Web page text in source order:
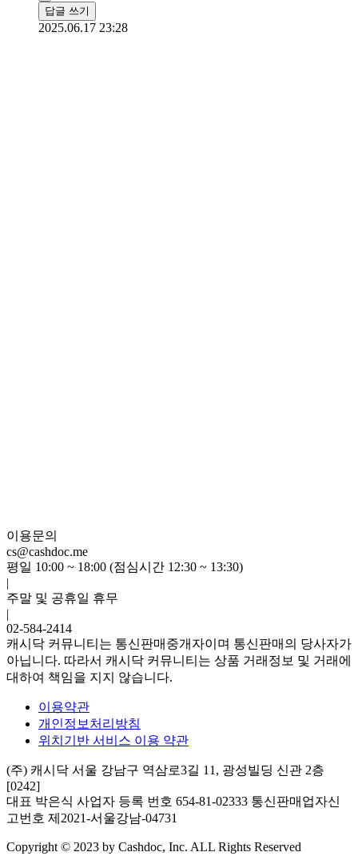
답글 쓰기
2025.06.17 23:28
이용문의
cs@cashdoc.me
평일 10:00 ~ 18:00 (점심시간 12:30 ~ 13:30)
|
주말 및 공휴일 휴무
|
02-584-2414
캐시닥 커뮤니티는 통신판매중개자이며 통신판매의 당사자가
아닙니다. 따라서 캐시닥 커뮤니티는 상품 거래정보 및 거래에
대하여 책임을 지지 않습니다.
이용약관
개인정보처리방침
위치기반 서비스 이용 약관
(주) 캐시닥 서울 강남구 역삼로3길 11, 광성빌딩 신관 2층
[0242]
대표 박은식 사업자 등록 번호 654-81-02333 통신판매업자신
고번호 제2021-서울강남-04731
Copyright © 2023 by Cashdoc, Inc. ALL Rights Reserved